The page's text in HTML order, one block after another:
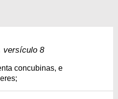
versículo 8
concubinas, e